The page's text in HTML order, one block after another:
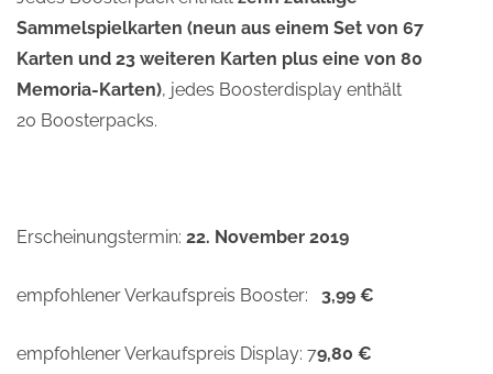
Sammelspielkarten (neun aus einem Set von 67
Karten und 23 weiteren Karten plus eine von 80
Memoria-Karten), jedes Boosterdisplay enthält
20 Boosterpacks.
Erscheinungstermin: 22. November 2019
empfohlener Verkaufspreis Booster: 3,99 €
empfohlener Verkaufspreis Display: 79,80 €